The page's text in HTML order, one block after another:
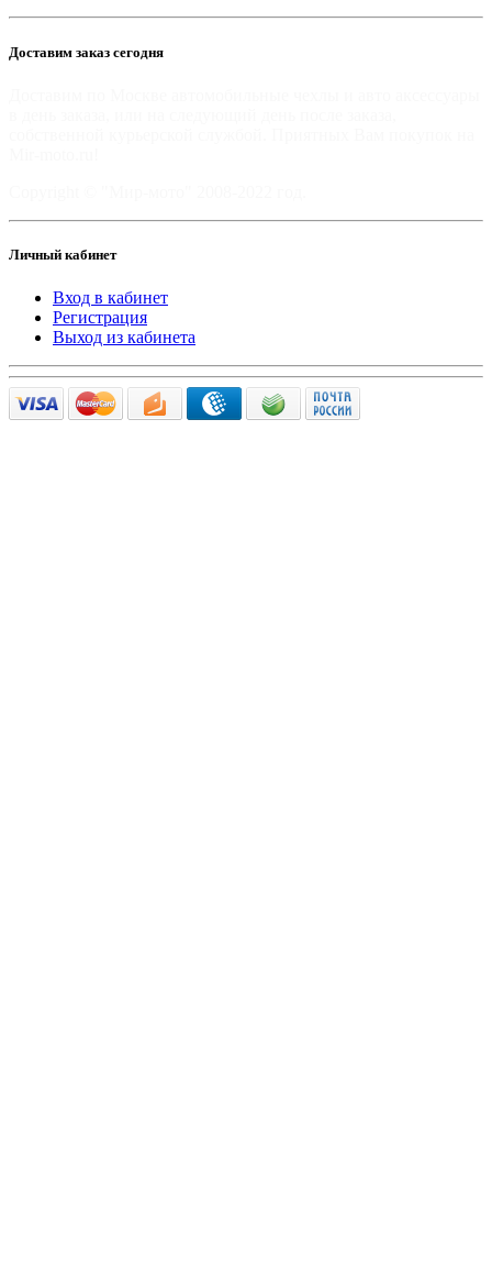
Доставим заказ сегодня
Личный кабинет
Вход в кабинет
Регистрация
Выход из кабинета